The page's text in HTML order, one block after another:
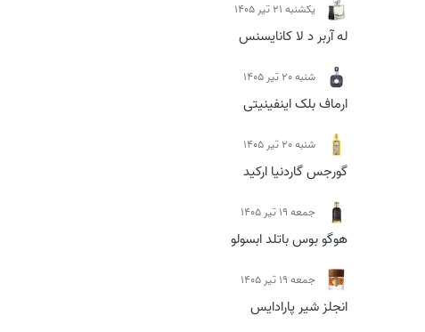
يكشنبه 21 تیر 1405
له آربر د لا کانایسنس
شنبه 20 تیر 1405
ارماف بلک اینفینیتی
شنبه 20 تیر 1405
گورجس گاردنیا ارکید
جمعه 19 تیر 1405
هوگو بوس باتلد ابسولو
جمعه 19 تیر 1405
انجلز شیر پارادایس